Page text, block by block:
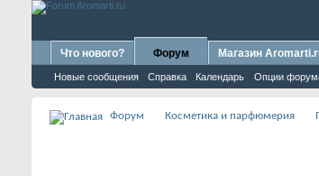
Что нового? Форум
Новые сообщения Справка Календарь Опции
Магазин
Форум Косметика и парфюмерия